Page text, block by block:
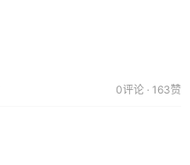
0评论 · 163赞